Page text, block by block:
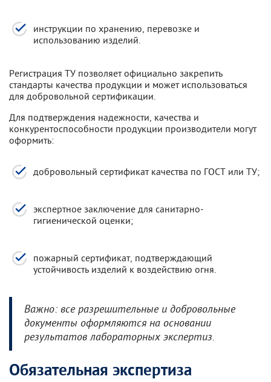
инструкции по хранению, перевозке и
использованию изделий.
Регистрация ТУ позволяет официально закрепить
стандарты качества продукции и может использоваться
для добровольной сертификации.
Для подтверждения надежности, качества и
конкурентоспособности продукции производители могут
оформить:
добровольный сертификат качества по ГОСТ или ТУ;
экспертное заключение для санитарно-
гигиенической оценки;
пожарный сертификат, подтверждающий
устойчивость изделий к воздействию огня.
Важно: все разрешительные и добровольные
документы оформляются на основании
результатов лабораторных экспертиз.
Обязательная экспертиза